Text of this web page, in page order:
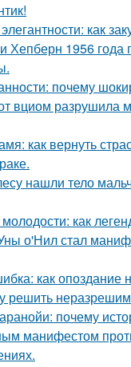
как
Хепберн 1956 года
почему
вциом
как вернуть
нашли тело
как
о'Нил стал
как опоздание
решить
почему
манифестом